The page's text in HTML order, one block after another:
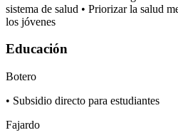
sistema de salud • Priorizar la salud
los jóvenes
Educación
Botero
• Subsidio directo para estudiantes
Fajardo